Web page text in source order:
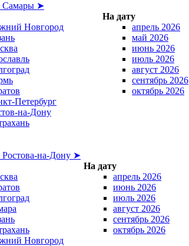
Самары ➤
На дату
Новгород
Петербург
на-Дону
апрель 2026
май 2026
июнь 2026
июль 2026
август 2026
сентябрь 2026
октябрь 2026
на-Дону ➤
На дату
Новгород
апрель 2026
июнь 2026
июль 2026
август 2026
сентябрь 2026
октябрь 2026